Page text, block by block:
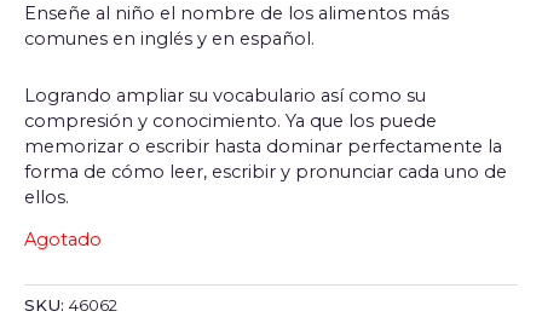
Enseñe al niño el nombre de los alimentos más
comunes en inglés y en español.
Logrando ampliar su vocabulario así como su
compresión y conocimiento. Ya que los puede
memorizar o escribir hasta dominar perfectamente la
forma de cómo leer, escribir y pronunciar cada uno de
ellos.
Agotado
SKU: 46062